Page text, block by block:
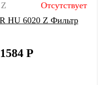
Отсутствует
HU 6020 Z Фильтр
1584Р